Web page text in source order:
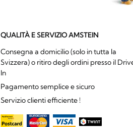
QUALITÀ E SERVIZIO AMSTEIN
Consegna a domicilio (solo in tutta la
Svizzera) o ritiro degli ordini presso il
In
Pagamento semplice e sicuro
Servizio clienti efficiente !